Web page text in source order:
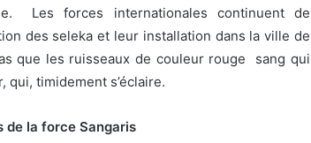
Les forces internationales continuent de
des seleka et leur installation dans la ville de
que les ruisseaux de couleur rouge sang qui
qui, timidement s’éclaire.
de la force Sangaris